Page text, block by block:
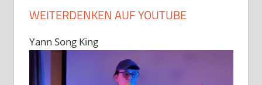
WEITERDENKEN AUF YOUTUBE
Yann Song King